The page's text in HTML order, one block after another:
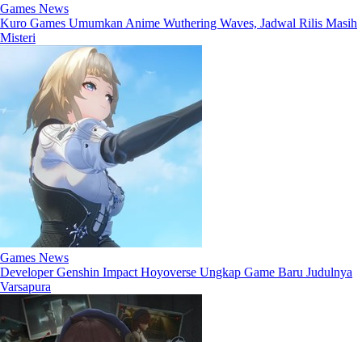
Games News
Kuro Games Umumkan Anime Wuthering Waves, Jadwal Rilis Masih
Misteri
Games News
Developer Genshin Impact Hoyoverse Ungkap Game Baru Judulnya
Varsapura